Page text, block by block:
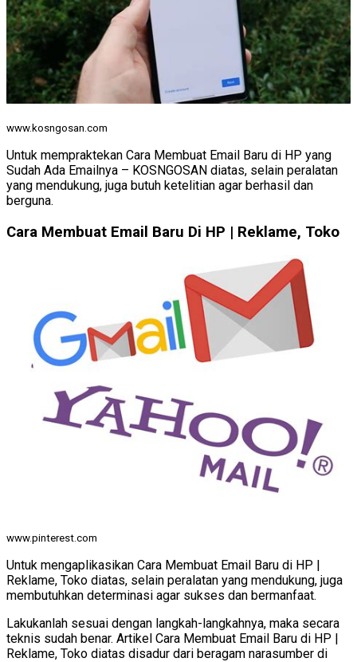
www.kosngosan.com
Untuk mempraktekan Cara Membuat Email Baru di HP yang
Sudah Ada Emailnya – KOSNGOSAN diatas, selain peralatan
yang mendukung, juga butuh ketelitian agar berhasil dan
berguna.
Cara Membuat Email Baru Di HP | Reklame, Toko
www.pinterest.com
Untuk mengaplikasikan Cara Membuat Email Baru di HP |
Reklame, Toko diatas, selain peralatan yang mendukung, juga
membutuhkan determinasi agar sukses dan bermanfaat.
Lakukanlah sesuai dengan langkah-langkahnya, maka secara
teknis sudah benar. Artikel Cara Membuat Email Baru di HP |
Reklame, Toko diatas disadur dari beragam narasumber di